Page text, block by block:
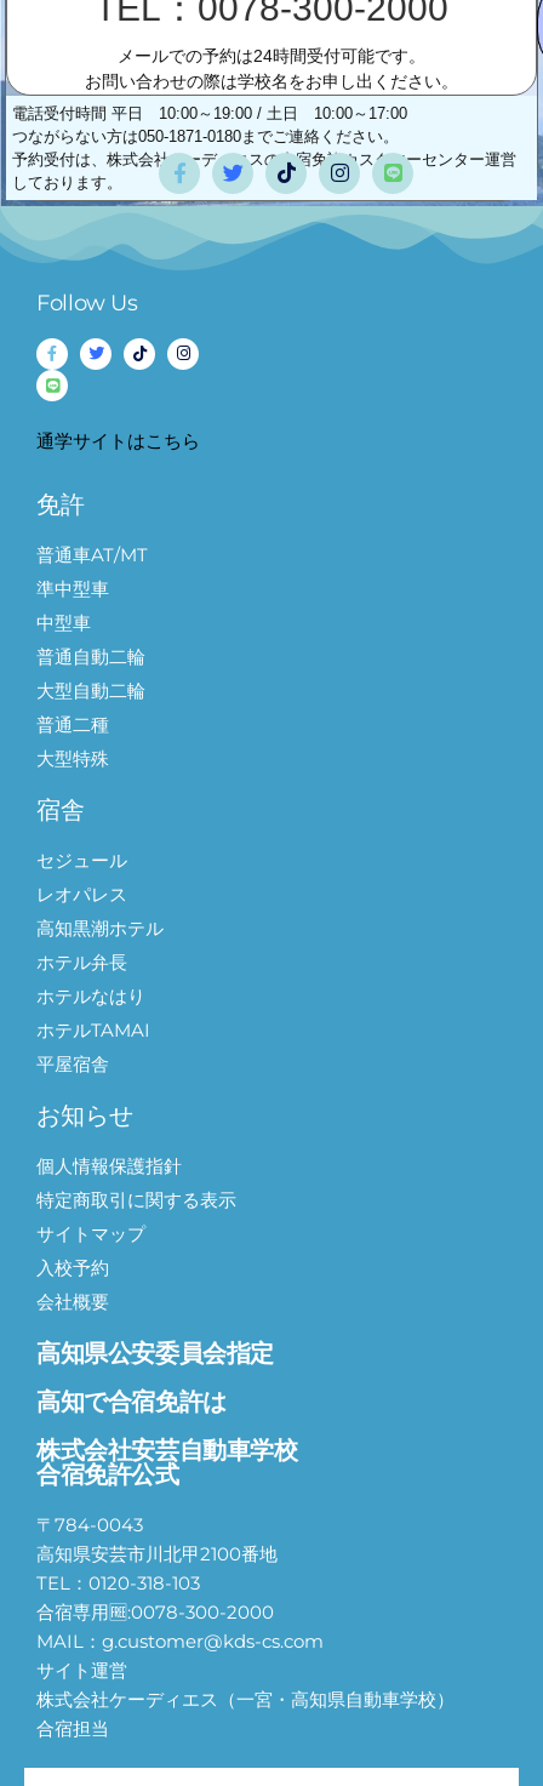
TEL：0078-300-2000
メールでの予約は24時間受付可能です。
お問い合わせの際は学校名をお申し出ください。
電話受付時間 平日 10:00～19:00 / 土日 10:00～17:00
つながらない方は050-1871-0180までご連絡ください。
予約受付は、株式会社ケーディエスの合宿免許カスタマーセンター運営
しております。
Follow Us
通学サイトはこちら
免許
普通車AT/MT
準中型車
中型車
普通自動二輪
大型自動二輪
普通二種
大型特殊
宿舎
セジュール
レオパレス
高知黒潮ホテル
ホテル弁長
ホテルなはり
ホテルTAMAI
平屋宿舎
お知らせ
個人情報保護指針
特定商取引に関する表示
サイトマップ
入校予約
会社概要
高知県公安委員会指定
高知で合宿免許は
株式会社安芸自動車学校
合宿免許公式
〒784-0043
高知県安芸市川北甲2100番地
TEL：0120-318-103
合宿専用🆓:0078-300-2000
MAIL：g.customer@kds-cs.com
サイト運営
株式会社ケーディエス（一宮・高知県自動車学校）
合宿担当